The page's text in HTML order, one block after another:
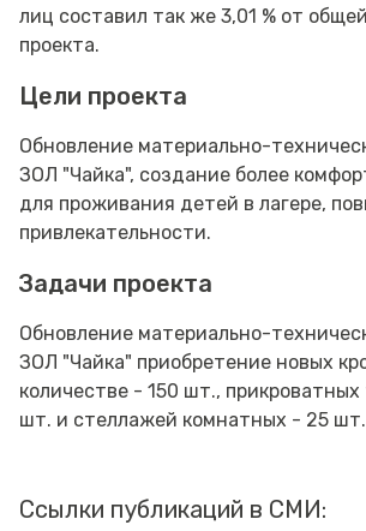
лиц составил так же 3,01 % от
проекта.
Цели проекта
Обновление материально-
ЗОЛ "Чайка", создание более
для проживания детей в лагере,
привлекательности.
Задачи проекта
Обновление материально-
ЗОЛ "Чайка" приобретение новых
количестве - 150 шт.,
шт. и стеллажей комнатных - 25 шт.
Ссылки публикаций в СМИ: